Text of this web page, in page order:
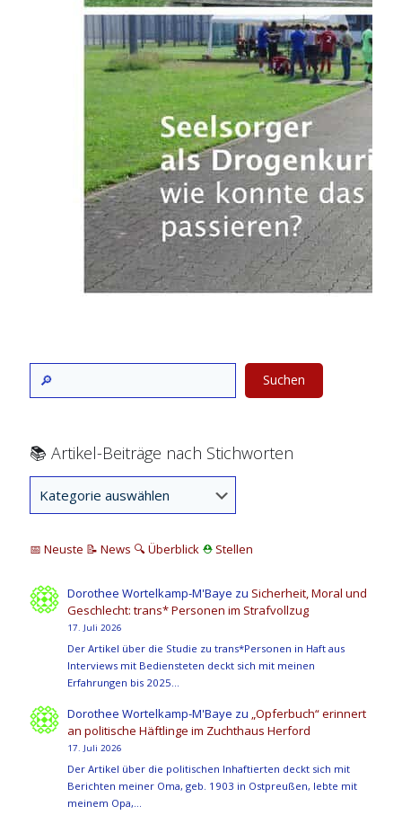
Suchen
📚 Artikel-Beiträge nach Stichworten
📅 Neuste 📝 News 🔍 Überblick ⛑ Stellen
Dorothee Wortelkamp-M'Baye zu Sicherheit, Moral und
Geschlecht: trans* Personen im Strafvollzug
17. Juli 2026
Der Artikel über die Studie zu trans*Personen in Haft aus
Interviews mit Bediensteten deckt sich mit meinen
Erfahrungen bis 2025…
Dorothee Wortelkamp-M'Baye zu „Opferbuch“ erinnert
an politische Häftlinge im Zuchthaus Herford
17. Juli 2026
Der Artikel über die politischen Inhaftierten deckt sich mit
Berichten meiner Oma, geb. 1903 in Ostpreußen, lebte mit
meinem Opa,…